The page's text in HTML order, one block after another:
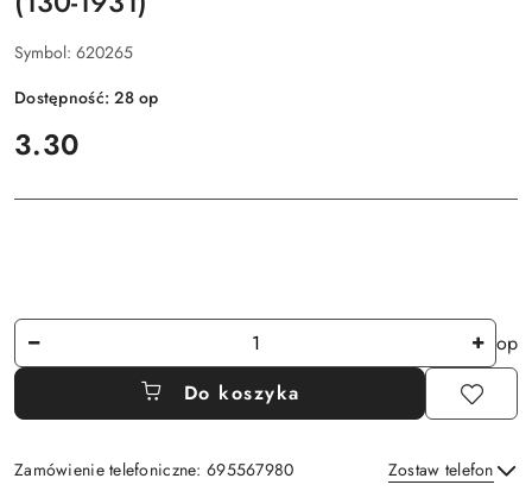
Symbol: 620265
Dostępność:28op
cena:
3.30
Ilość
op
Do koszyka
Zamówienie telefoniczne: 695567980 Zostaw telefon